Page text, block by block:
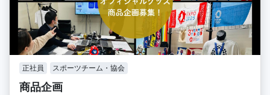
正社員 スポーツチーム・協会
商品企画